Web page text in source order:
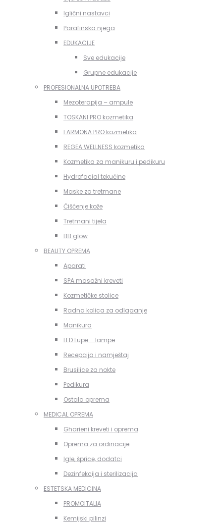
Iglični nastavci
Parafinska njega
EDUKACIJE
Sve edukacije
Grupne edukacije
PROFESIONALNA UPOTREBA
Mezoterapija – ampule
TOSKANI PRO kozmetika
FARMONA PRO kozmetika
REGEA WELLNESS kozmetika
Kozmetika za manikuru i pedikuru
Hydrofacial tekućine
Maske za tretmane
Čišćenje kože
Tretmani tijela
BB glow
BEAUTY OPREMA
Aparati
SPA masažni kreveti
Kozmetičke stolice
Radna kolica za odlaganje
Manikura
LED Lupe – lampe
Recepcija i namještaj
Brusilice za nokte
Pedikura
Ostala oprema
MEDICAL OPREMA
Gharieni kreveti i oprema
Oprema za ordinacije
Igle, šprice, dodatci
Dezinfekcija i sterilizacija
ESTETSKA MEDICINA
PROMOITALIA
Kemijski pilinzi